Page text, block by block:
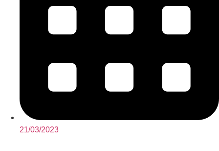
21/03/2023